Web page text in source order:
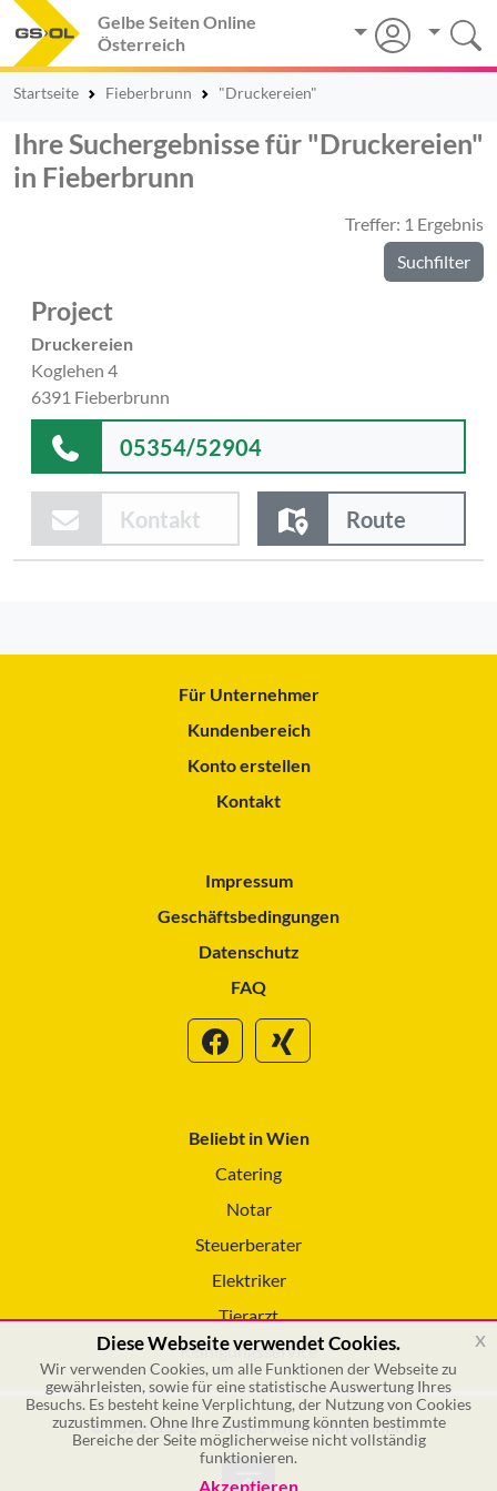
Gelbe Seiten Online
Österreich
Startseite Fieberbrunn "Druckereien"
Ihre Suchergebnisse für "Druckereien"
in Fieberbrunn
Treffer: 1 Ergebnis
Suchfilter
Project
Druckereien
Koglehen 4
6391 Fieberbrunn
05354/52904
Kontakt Route
Für Unternehmer
Kundenbereich
Konto erstellen
Kontakt
Impressum
Geschäftsbedingungen
Datenschutz
FAQ
Beliebt in Wien
Catering
Notar
Steuerberater
Elektriker
Tierarzt
Reinigungsservice
© 2026 GSOL – Online Marketing GmbH
Diese Webseite verwendet Cookies.
Wir verwenden Cookies, um alle Funktionen der Webseite zu
gewährleisten, sowie für eine statistische Auswertung Ihres
Besuchs. Es besteht keine Verplichtung, der Nutzung von Cookies
zuzustimmen. Ohne Ihre Zustimmung könnten bestimmte
Bereiche der Seite möglicherweise nicht vollständig
funktionieren.
Akzeptieren
x